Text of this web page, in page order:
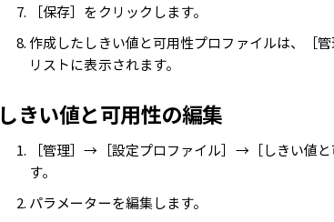
［保存］をクリックします。
作成したしきい値と可用性プロファイルは、［
リストに表示されます。
しきい値と可用性の編集
［管理］→［設定プロファイル］→［しきい値
す。
パラメーターを編集します。